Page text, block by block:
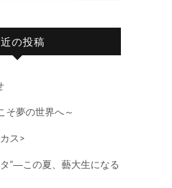
の投稿
そ夢の世界へ～
ス>
”―この夏、藝大生になる